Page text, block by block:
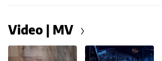
Video | MV